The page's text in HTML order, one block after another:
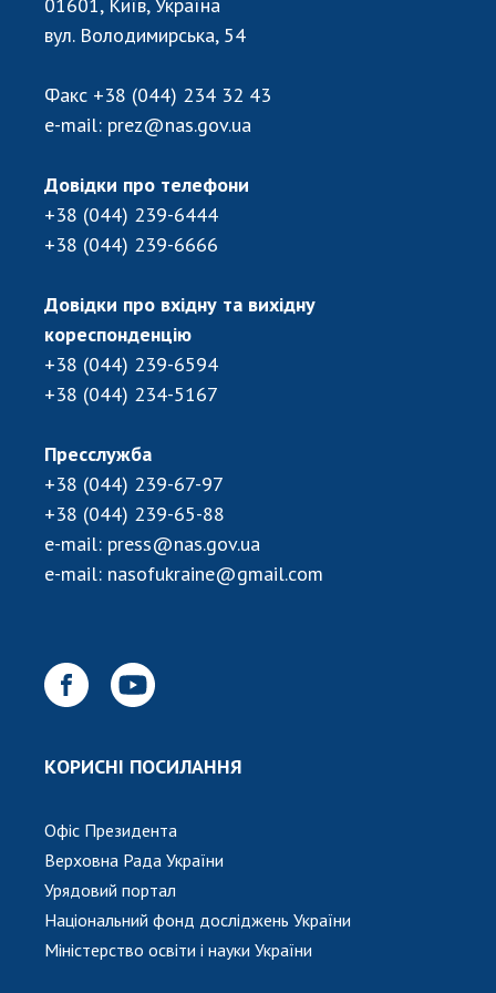
Відкрита наука в НАН України
Підготовка наукових кадрів
Членство в міжнародних організаціях
Міжнародні угоди
ДОКУМЕНТИ
Нормативні акти НАН України
Державний бюджет НАН України
Бланки документів
НОВИНИ
ЗАСІДАННЯ ПРЕЗИДІЇ НАН УКРАЇНИ
НАУКОВІ ВИДАННЯ
АКАДЕМІЯ КОМЕНТУЄ
ПРОФСПІЛКА НАН УКРАЇНИ
КАБІНЕТ
вул. Володимирська, 54
Факс +38 (044) 234 32 43
e-mail: prez@nas.gov.ua
Довідки про телефони
+38 (044) 239-6444
+38 (044) 239-6666
Довідки про вхідну та вихідну
кореспонденцію
+38 (044) 239-6594
+38 (044) 234-5167
Пресслужба
+38 (044) 239-67-97
+38 (044) 239-65-88
e-mail: press@nas.gov.ua
e-mail: nasofukraine@gmail.com
КОРИСНІ ПОСИЛАННЯ
Офіс Президента
Верховна Рада України
Урядовий портал
Національний фонд досліджень України
Міністерство освіти і науки України